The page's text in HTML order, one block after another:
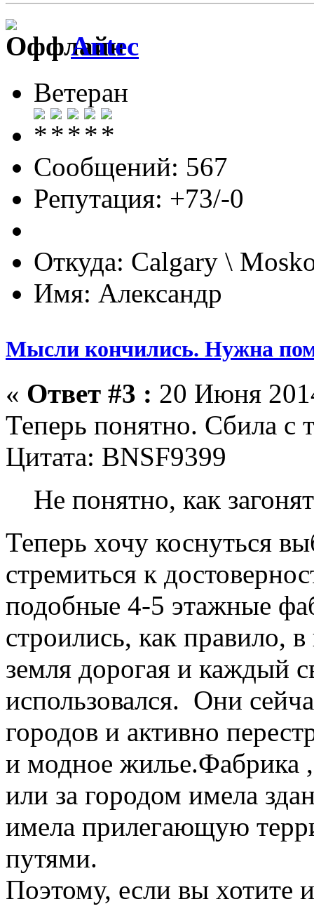
Antec
Ветеран
Сообщений: 567
Репутация: +73/-0
Откуда: Calgary \
Имя: Александр
Мысли кончились. Нужна
« Ответ #3 : 20 Июня
Теперь понятно. Сбила с
Цитата: BNSF9399
Не понятно, как
Теперь хочу коснуться
стремиться к
подобные 4-5 этажные
строились, как правило,
земля дорогая и каждый
использовался. Они
городов и активно
и модное жилье.Фабрика
или за городом имела
имела прилегающую
путями.
Поэтому, если вы хотите